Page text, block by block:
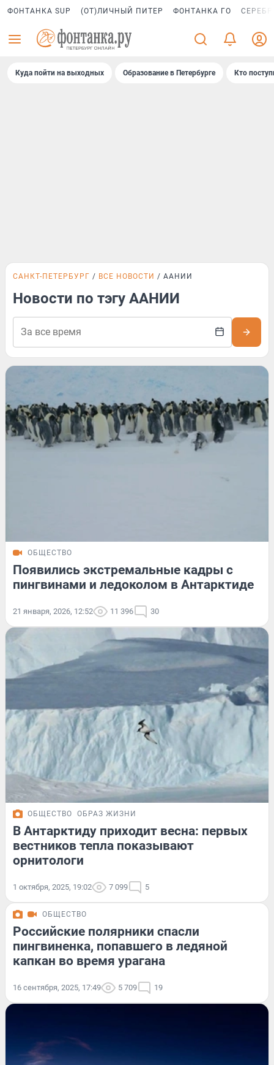
ФОНТАНКА SUP (ОТ)ЛИЧНЫЙ ПИТЕР ФОНТАНКА ГО
Куда пойти на выходных Образование в Петербурге Кто
САНКТ-ПЕТЕРБУРГ ВСЕ НОВОСТИ ААНИИ
Новости по тэгу ААНИИ
ОБЩЕСТВО
Появились экстремальные кадры с
пингвинами и ледоколом в Антарктиде
21 января, 2026, 12:52 11 396 30
ОБЩЕСТВО ОБРАЗ ЖИЗНИ
В Антарктиду приходит весна: первых
вестников тепла показывают
орнитологи
1 октября, 2025, 19:02 7 099 5
ОБЩЕСТВО
Российские полярники спасли
пингвиненка, попавшего в ледяной
капкан во время урагана
16 сентября, 2025, 17:49 5 709 19